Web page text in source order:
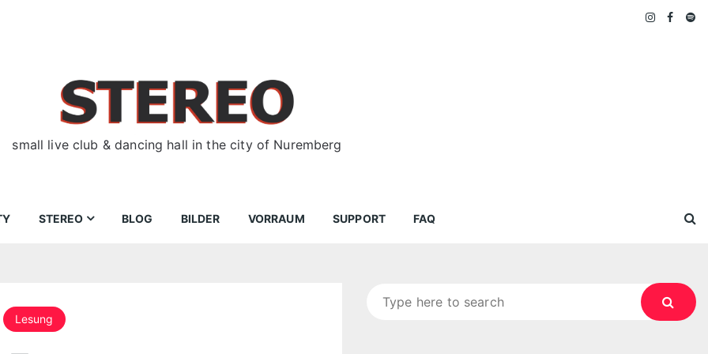
small live club & dancing hall in the city of Nuremberg
STEREO
Wegbeschreibung
BLOG BILDER VORRAUM SUPPORT FAQ
Lesung
for: